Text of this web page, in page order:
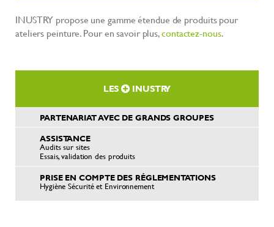
INUSTRY propose une gamme étendue de produits pour
ateliers peinture. Pour en savoir plus,contactez-nous.
LES INUSTRY
PARTENARIAT AVEC DE GRANDS GROUPES
ASSISTANCE
Audits sur sites
Essais, validation des produits
PRISE EN COMPTE DES RÉGLEMENTATIONS
Hygiène Sécurité et Environnement